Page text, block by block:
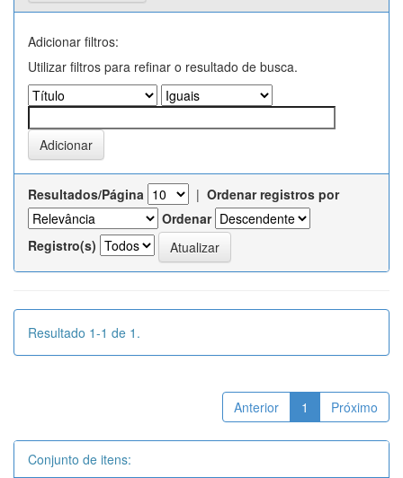
Adicionar filtros:
Utilizar filtros para refinar o resultado de busca.
Resultados/Página | Ordenar registros por
Ordenar
Registro(s)
Resultado 1-1 de 1.
Anterior 1 Próximo
Conjunto de itens: